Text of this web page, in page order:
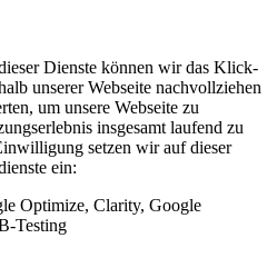
Dienste können wir das Klick-
unserer Webseite nachvollziehen
um unsere Webseite zu
insgesamt laufend zu
setzen wir auf dieser
ein:
Optimize, Clarity, Google
Testing